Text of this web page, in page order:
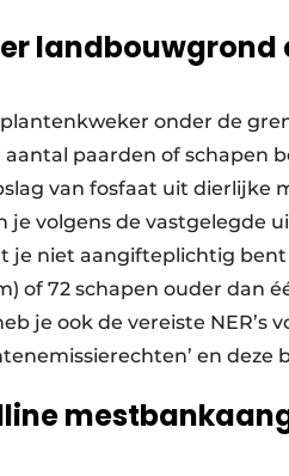
plantenkweker onder de
aantal paarden of schapen
van fosfaat uit dierlijke
je volgens de vastgelegde
je niet aangifteplichtig
of 72 schapen ouder dan
je ook de vereiste NER’s
en